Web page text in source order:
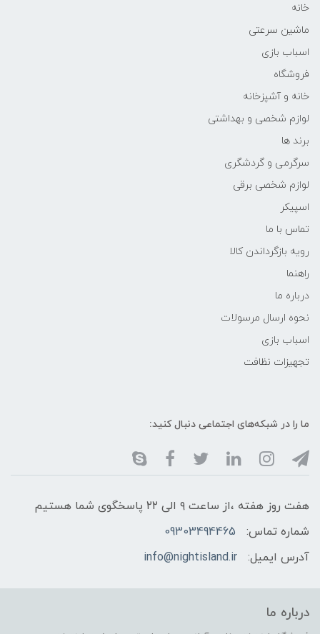
خانه
ماشین سرعتی
اسباب بازی
فروشگاه
خانه و آشپزخانه
لوازم شخصی و بهداشتی
برند ها
سرگرمی و گردشگری
لوازم شخصی برقی
اسپیکر
تماس با ما
رویه بازگرداندن کالا
راهنما
درباره ما
نحوه ارسال مرسولات
اسباب بازی
تجهیزات نظافت
ما را در شبکه‌های اجتماعی دنبال کنید:
هفت روز هفته ،از ساعت ۹ الی ۲۲ پاسخگوی شما هستیم
شماره تماس:
09303494465
آدرس ایمیل:
info@nightisland.ir
درباره ما